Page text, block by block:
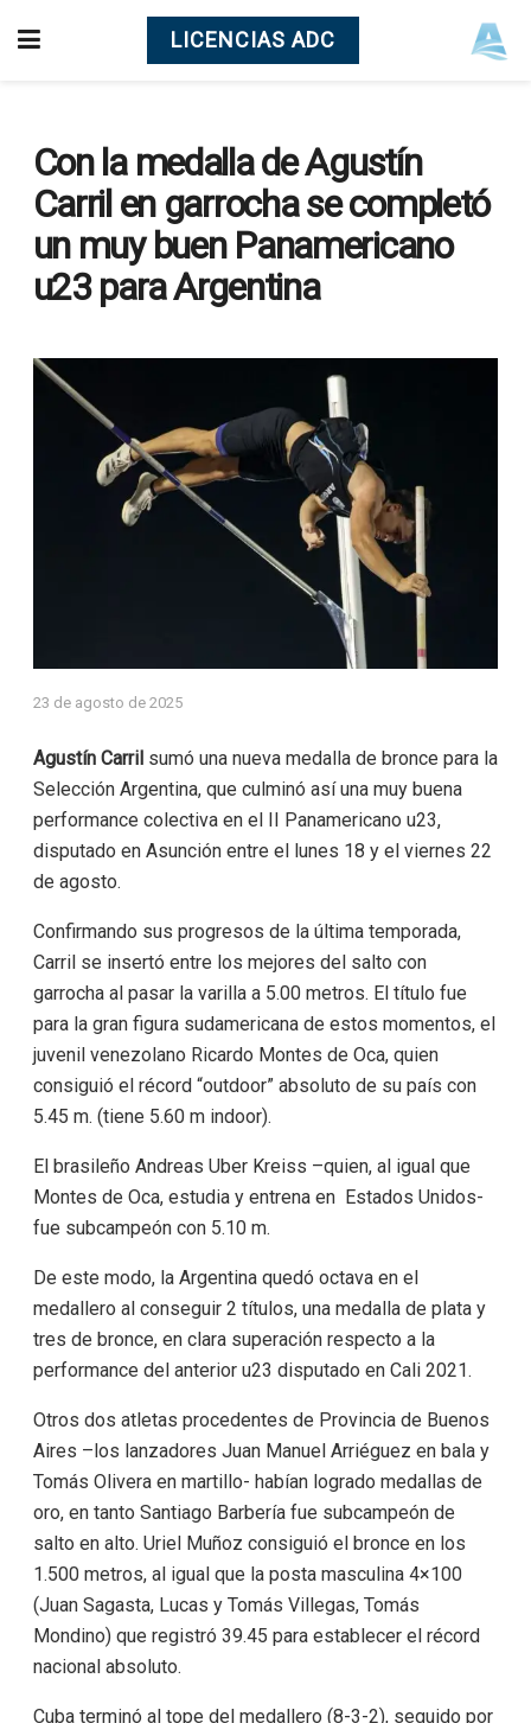
LICENCIAS ADC
Con la medalla de Agustín
Carril en garrocha se completó
un muy buen Panamericano
u23 para Argentina
23 de agosto de 2025
Agustín Carril sumó una nueva medalla de bronce para la
Selección Argentina, que culminó así una muy buena
performance colectiva en el II Panamericano u23,
disputado en Asunción entre el lunes 18 y el viernes 22
de agosto.
Confirmando sus progresos de la última temporada,
Carril se insertó entre los mejores del salto con
garrocha al pasar la varilla a 5.00 metros. El título fue
para la gran figura sudamericana de estos momentos, el
juvenil venezolano Ricardo Montes de Oca, quien
consiguió el récord “outdoor” absoluto de su país con
5.45 m. (tiene 5.60 m indoor).
El brasileño Andreas Uber Kreiss –quien, al igual que
Montes de Oca, estudia y entrena en Estados Unidos-
fue subcampeón con 5.10 m.
De este modo, la Argentina quedó octava en el
medallero al conseguir 2 títulos, una medalla de plata y
tres de bronce, en clara superación respecto a la
performance del anterior u23 disputado en Cali 2021.
Otros dos atletas procedentes de Provincia de Buenos
Aires –los lanzadores Juan Manuel Arriéguez en bala y
Tomás Olivera en martillo- habían logrado medallas de
oro, en tanto Santiago Barbería fue subcampeón de
salto en alto. Uriel Muñoz consiguió el bronce en los
1.500 metros, al igual que la posta masculina 4×100
(Juan Sagasta, Lucas y Tomás Villegas, Tomás
Mondino) que registró 39.45 para establecer el récord
nacional absoluto.
Cuba terminó al tope del medallero (8-3-2), seguido por